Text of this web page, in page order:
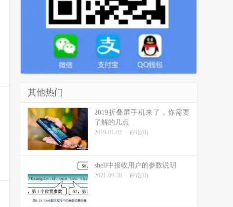
其他热门
2019折叠屏手机来了，你需要
了解的几点
2019-01-02 评论(0)
shell中接收用户的参数说明
2021-09-28 评论(0)